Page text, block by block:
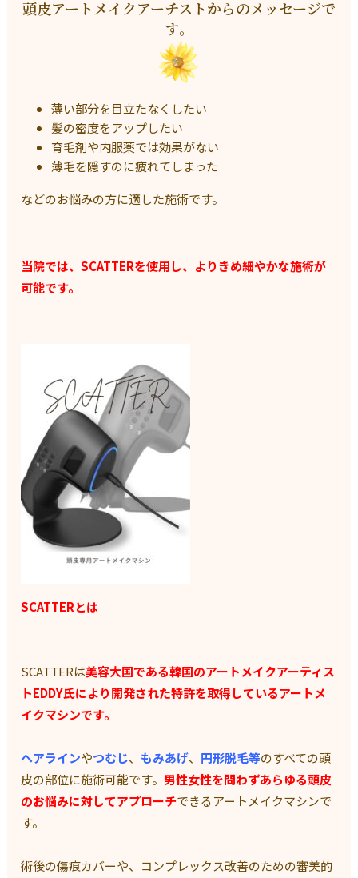
頭皮アートメイクアーチストからのメッセージで
す。
薄い部分を目立たなくしたい
髪の密度をアップしたい
育毛剤や内服薬では効果がない
薄毛を隠すのに疲れてしまった
などのお悩みの方に適した施術です。
当院では、SCATTERを使用し、よりきめ細やかな施術が
可能です。
SCATTERとは
SCATTERは美容大国である韓国のアートメイクアーティス
トEDDY氏により開発された特許を取得しているアートメ
イクマシンです。
ヘアラインやつむじ、 もみあげ、 円形脱毛等のすべての頭
皮の部位に施術可能です。 男性女性を問わずあらゆる頭皮
のお悩みに対してアプローチできるアートメイクマシンで
す。
術後の傷痕カバーや、 コンプレックス改善のための審美的